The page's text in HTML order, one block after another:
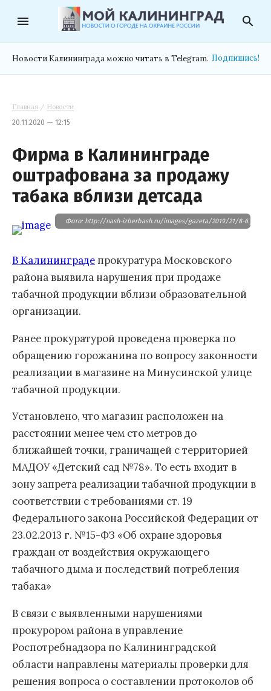
menu search
Новости Калининграда можно читать в Telegram. Подпишись!
Главная / Новости
20.11.2020 — 12:15
Фирма в Калининграде
оштрафована за продажу
табака вблизи детсада
Фото: http://nash-izberbash.ru/images/gazeta/2019/21/8-6.jpg
В Калининграде прокуратура Московского
района выявила нарушения при продаже
табачной продукции вблизи образовательной
организации.
Ранее прокуратурой проведена проверка по
обращению горожанина по вопросу законности
реализации в магазине на Минусинской улице
табачной продукции.
Установлено, что магазин расположен на
расстоянии менее чем сто метров до
ближайшей точки, граничащей с территорией
МАДОУ «Детский сад №78». То есть входит в
зону запрета реализации табачной продукции в
соответствии с требованиями ст. 19
Федерального закона Российской Федерации от
23.02.2013 г. №15-ФЗ «Об охране здоровья
граждан от воздействия окружающего
табачного дыма и последствий потребления
табака»
В связи с выявленными нарушениями
прокурором района в управление
Роспотребнадзора по Калининградской
области направлены материалы проверки для
решения вопроса о составлении протоколов об